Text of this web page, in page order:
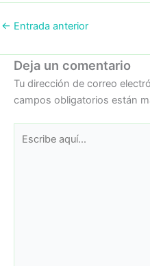
← Entrada anterior
Deja un comentario
Tu dirección de correo
campos obligatorios están